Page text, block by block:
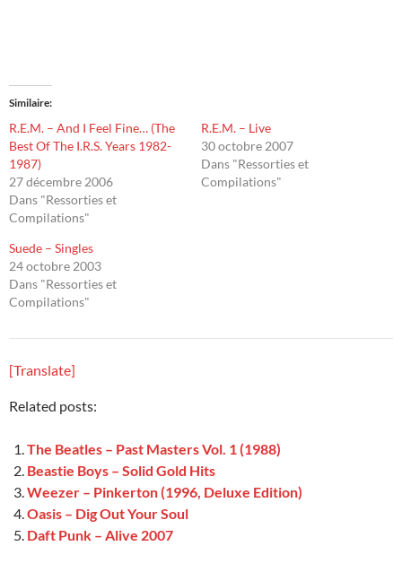
Similaire
R.E.M. – And I Feel Fine… (The
Best Of The I.R.S. Years 1982-
1987)
27 décembre 2006
Dans "Ressorties et
Compilations"
R.E.M. – Live
30 octobre 2007
Dans "Ressorties et
Compilations"
Suede – Singles
24 octobre 2003
Dans "Ressorties et
Compilations"
[Translate]
Related posts:
The Beatles – Past Masters Vol. 1 (1988)
Beastie Boys – Solid Gold Hits
Weezer – Pinkerton (1996, Deluxe Edition)
Oasis – Dig Out Your Soul
Daft Punk – Alive 2007